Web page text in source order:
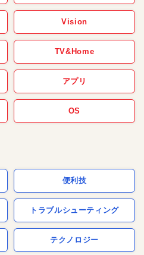
Vision
TV&Home
アプリ
OS
便利技
トラブルシューティング
テクノロジー